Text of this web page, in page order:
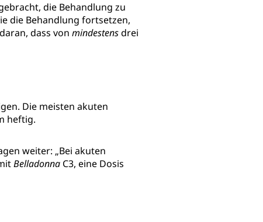
die Behandlung zu
die Behandlung fortsetzen,
dass von mindestensdrei
Die meisten akuten
heftig.
weiter: „Bei akuten
Belladonna C3, eine Dosis